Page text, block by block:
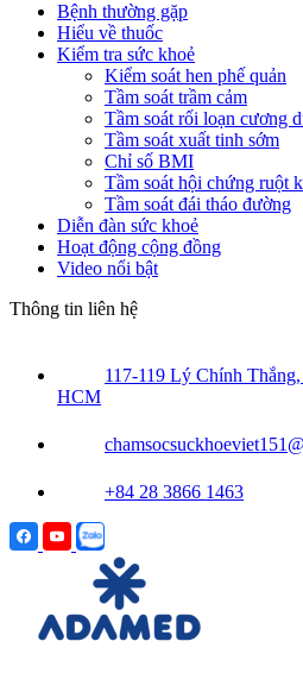
Bệnh thường gặp
Hiểu về thuốc
Kiểm tra sức khoẻ
Kiểm soát hen phế quản
Tầm soát trầm cảm
Tầm soát rối loạn cương
Tầm soát xuất tinh sớm
Chỉ số BMI
Tầm soát hội chứng ruột
Tầm soát đái tháo đường
Diễn đàn sức khoẻ
Hoạt động cộng đồng
Video nổi bật
Thông tin liên hệ
117-119 Lý Chính
HCM
+84 28 3866 1463